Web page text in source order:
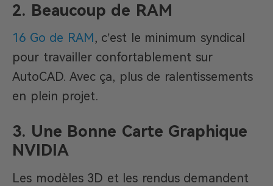
2. Beaucoup de RAM
16 Go de RAM, c’est le minimum syndical
pour travailler confortablement sur
AutoCAD. Avec ça, plus de ralentissements
en plein projet.
3. Une Bonne Carte Graphique
NVIDIA
Les modèles 3D et les rendus demandent